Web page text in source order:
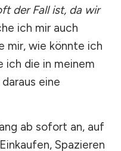
der Fall ist, da wir
ich mir auch
mir, wie könnte ich
ich die in meinem
eine
ab sofort an, auf
Spazieren